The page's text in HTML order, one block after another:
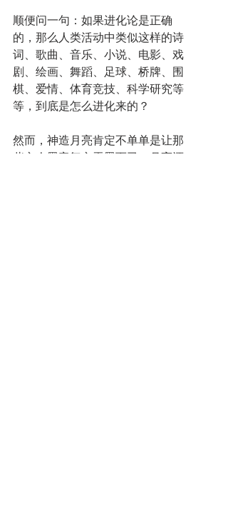
顺便问一句：如果进化论是正确
的，那么人类活动中类似这样的诗
词、歌曲、音乐、小说、电影、戏
剧、绘画、舞蹈、足球、桥牌、围
棋、爱情、体育竞技、科学研究等
等，到底是怎么进化来的？
然而，神造月亮肯定不单单是让那
些文人墨客舞文弄墨而已，月亮还